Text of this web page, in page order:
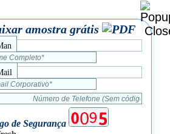
amostra grátis
de Segurança